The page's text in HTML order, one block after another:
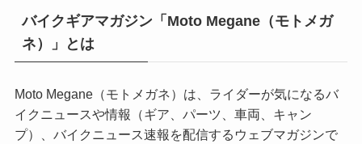
バイクギアマガジン「Moto Megane（モトメガ
ネ）」とは
Moto Megane（モトメガネ）は、ライダーが気になるバ
イクニュースや情報（ギア、パーツ、車両、キャン
プ）、バイクニュース速報を配信するウェブマガジンで